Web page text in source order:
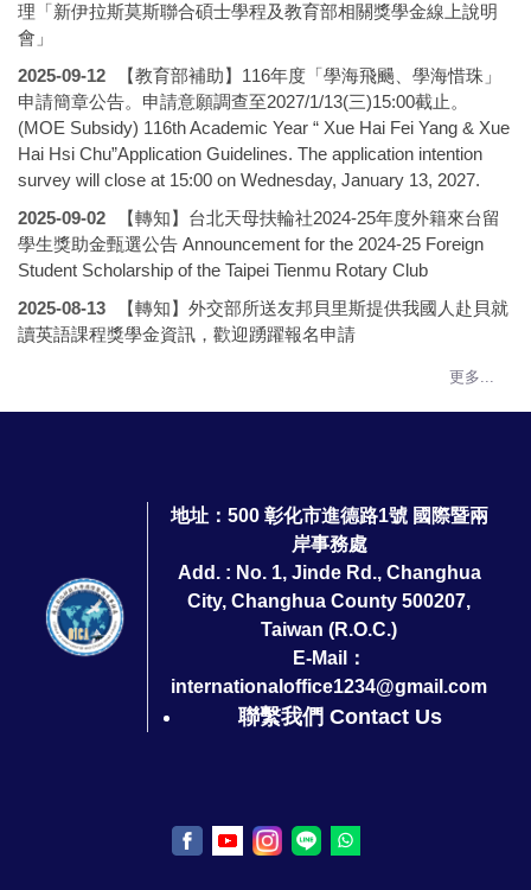
理「新伊拉斯莫斯聯合碩士學程及教育部相關獎學金線上說明
會」
2025-09-12
【教育部補助】116年度「學海飛颺、學海惜珠」
申請簡章公告。申請意願調查至2027/1/13(三)15:00截止。
(MOE Subsidy) 116th Academic Year “ Xue Hai Fei Yang & Xue
Hai Hsi Chu”Application Guidelines. The application intention
survey will close at 15:00 on Wednesday, January 13, 2027.
2025-09-02
【轉知】台北天母扶輪社2024-25年度外籍來台留
學生獎助金甄選公告 Announcement for the 2024-25 Foreign
Student Scholarship of the Taipei Tienmu Rotary Club
2025-08-13
【轉知】外交部所送友邦貝里斯提供我國人赴貝就
讀英語課程獎學金資訊，歡迎踴躍報名申請
更多...
地址：500 彰化市進德路1號 國際暨兩
岸事務處
Add. : No. 1, Jinde Rd., Changhua
City, Changhua County 500207,
Taiwan (R.O.C.)
E-Mail：
internationaloffice1234@gmail.com
聯繫我們 Contact Us